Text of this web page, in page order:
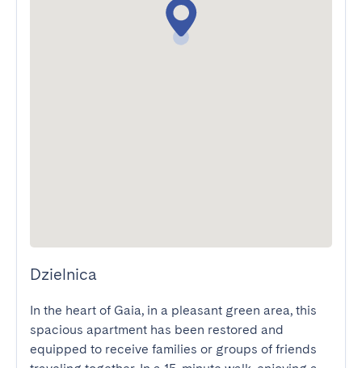
Dzielnica
In the heart of Gaia, in a pleasant green area, this
spacious apartment has been restored and
equipped to receive families or groups of friends